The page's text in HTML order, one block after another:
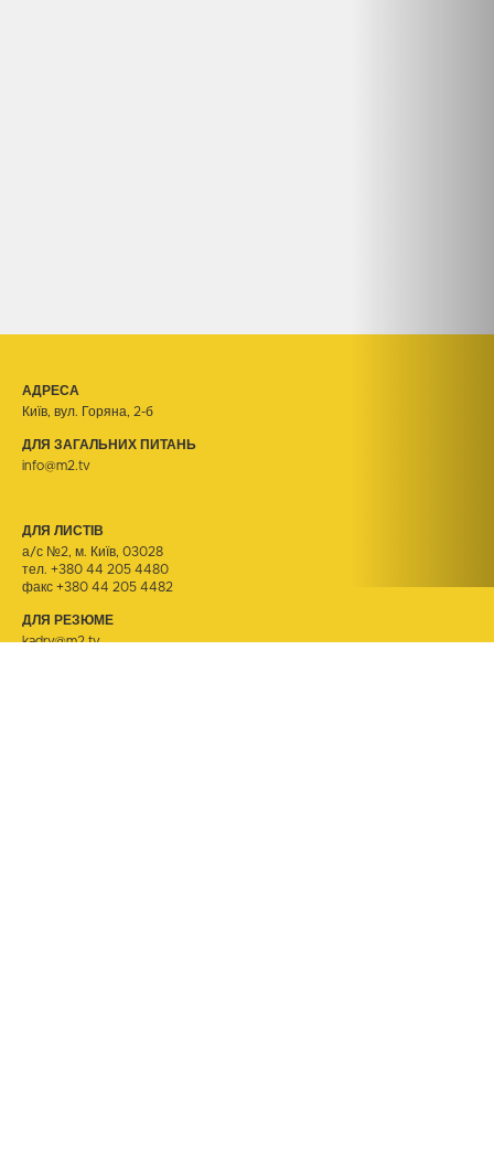
АДРЕСА
Київ, вул. Горяна, 2-б
ДЛЯ ЗАГАЛЬНИХ ПИТАНЬ
info@m2.tv
ДЛЯ ЛИСТІВ
а/с №2, м. Київ, 03028
тел. +380 44 205 4480
факс +380 44 205 4482
ДЛЯ РЕЗЮМЕ
kadry@m2.tv